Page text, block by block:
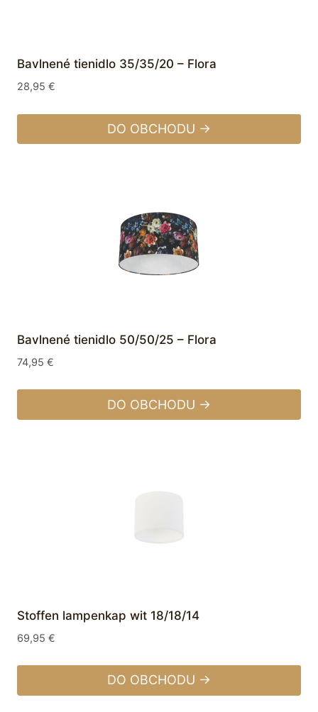
Bavlnené tienidlo 35/35/20 – Flora
28,95 €
DO OBCHODU →
Bavlnené tienidlo 50/50/25 – Flora
74,95 €
DO OBCHODU →
Stoffen lampenkap wit 18/18/14
69,95 €
DO OBCHODU →